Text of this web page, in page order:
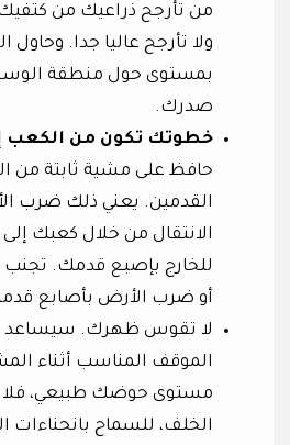
من تأرجح ذراعيك من
ولا تأرجح عاليا جدا. وحاول
بمستوى حول منطقة
صدرك.
خطوتك تكون من الكعب
حافظ على مشية ثابتة من
القدمين. يعني ذلك ضرب
الانتقال من خلال كعبك
للخارج بإصبع قدمك.
أو ضرب الأرض بأصابع
لا تقوس ظهرك. سيساعد
الموقف المناسب أثناء
مستوى حوضك طبيعي، فلا
الخلف، للسماح بانحناءات